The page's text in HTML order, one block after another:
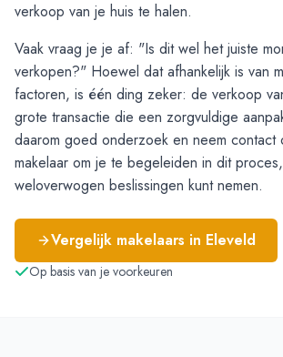
verkoop van je huis te halen.
Vaak vraag je je af: "Is dit wel het juiste
verkopen?" Hoewel dat afhankelijk is van
factoren, is één ding zeker: de verkoop
grote transactie die een zorgvuldige
daarom goed onderzoek en neem contact
makelaar om je te begeleiden in dit
weloverwogen beslissingen kunt nemen.
Vergelijk makelaars in Eleveld
Op basis van je voorkeuren